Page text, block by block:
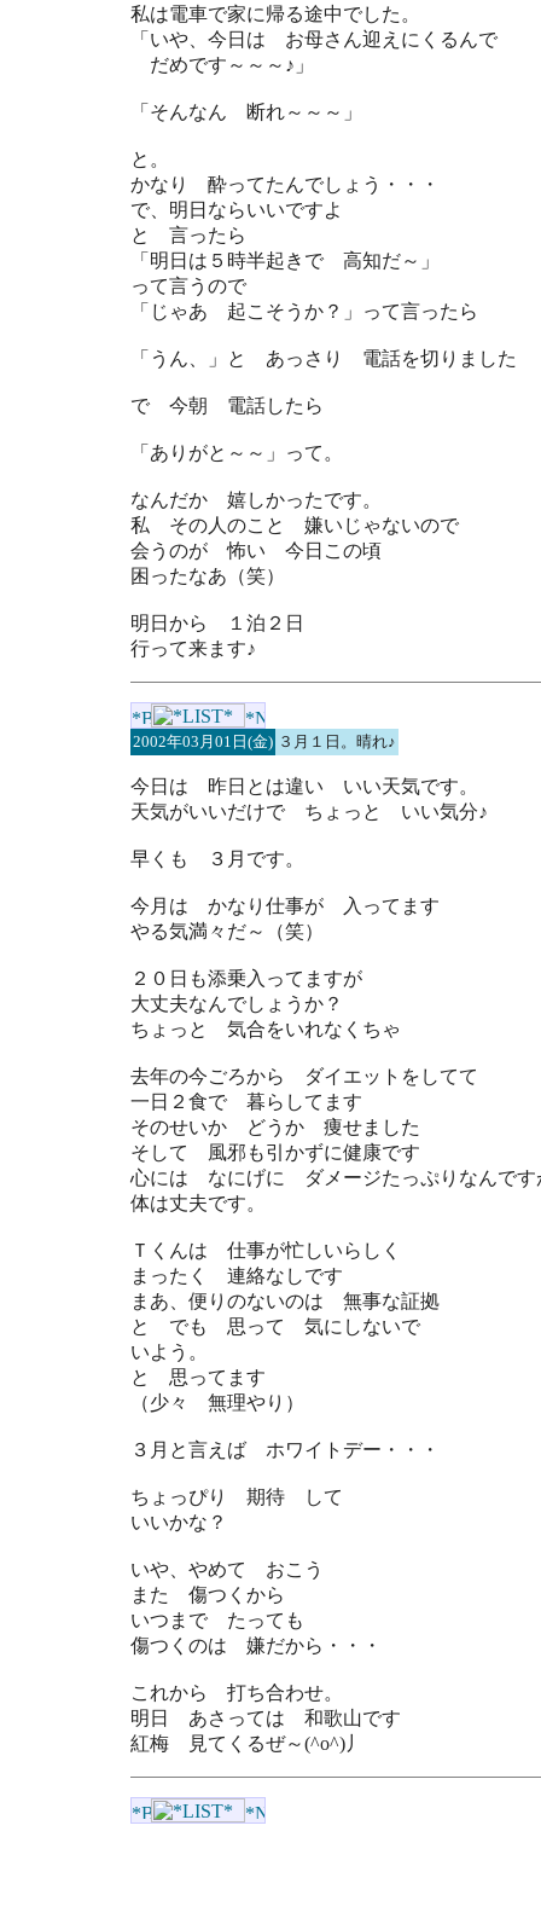
私は電車で家に帰る途中でした。
「いや、今日は お母さん迎えにくるんで
だめです～～～♪」
「そんなん 断れ～～～」
と。
かなり 酔ってたんでしょう・・・
で、明日ならいいですよ
と 言ったら
「明日は５時半起きで 高知だ～」
って言うので
「じゃあ 起こそうか？」って言ったら
「うん、」と あっさり 電話を切りました
で 今朝 電話したら
「ありがと～～」って。
なんだか 嬉しかったです。
私 その人のこと 嫌いじゃないので
会うのが 怖い 今日この頃
困ったなあ（笑）
明日から １泊２日
行って来ます♪
2002年03月01日(金) ３月１日。晴れ♪
今日は 昨日とは違い いい天気です。
天気がいいだけで ちょっと いい気分♪
早くも ３月です。
今月は かなり仕事が 入ってます
やる気満々だ～（笑）
２０日も添乗入ってますが
大丈夫なんでしょうか？
ちょっと 気合をいれなくちゃ
去年の今ごろから ダイエットをしてて
一日２食で 暮らしてます
そのせいか どうか 痩せました
そして 風邪も引かずに健康です
心には なにげに ダメージたっぷりなんです
体は丈夫です。
Ｔくんは 仕事が忙しいらしく
まったく 連絡なしです
まあ、便りのないのは 無事な証拠
と でも 思って 気にしないで
いよう。
と 思ってます
（少々 無理やり）
３月と言えば ホワイトデー・・・
ちょっぴり 期待 して
いいかな？
いや、やめて おこう
また 傷つくから
いつまで たっても
傷つくのは 嫌だから・・・
これから 打ち合わせ。
明日 あさっては 和歌山です
紅梅 見てくるぜ～(^o^)丿